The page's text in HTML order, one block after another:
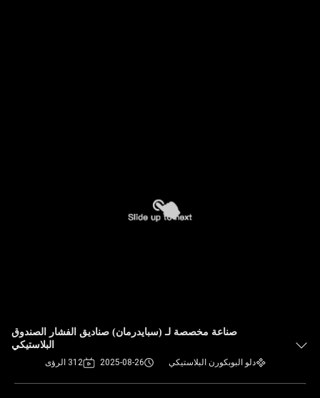
صناعة مخصصة لـ (سبايدرمان) صناديق الفشار الصندوق
البلاستيكي
دلو البوبكورن البلاستيكي 2025-08-26 312 الرؤى